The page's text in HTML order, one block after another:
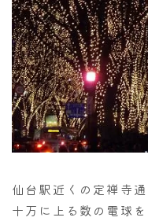
仙台駅近くの定禅寺
十万に上る数の電球を